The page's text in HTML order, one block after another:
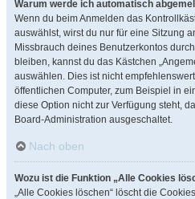
Warum werde ich automatisch
Wenn du beim Anmelden das
auswählst, wirst du nur für eine Sitzung
Missbrauch deines Benutzerkontos
bleiben, kannst du das Kästchen
auswählen. Dies ist nicht
öffentlichen Computer, zum Beispiel in
diese Option nicht zur Verfügung steht,
Board-Administration ausgeschaltet.
Nach oben
Wozu ist die Funktion „Alle Cookies
„Alle Cookies löschen“ löscht die